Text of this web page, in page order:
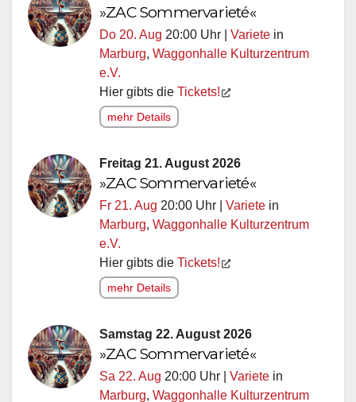
»ZAC Sommervarieté«
Do 20. Aug 20:00 Uhr | Variete in
Marburg, Waggonhalle Kulturzentrum
e.V.
Hier gibts die Tickets!
mehr Details
Freitag 21. August 2026
»ZAC Sommervarieté«
Fr 21. Aug 20:00 Uhr | Variete in
Marburg, Waggonhalle Kulturzentrum
e.V.
Hier gibts die Tickets!
mehr Details
Samstag 22. August 2026
»ZAC Sommervarieté«
Sa 22. Aug 20:00 Uhr | Variete in
Marburg, Waggonhalle Kulturzentrum